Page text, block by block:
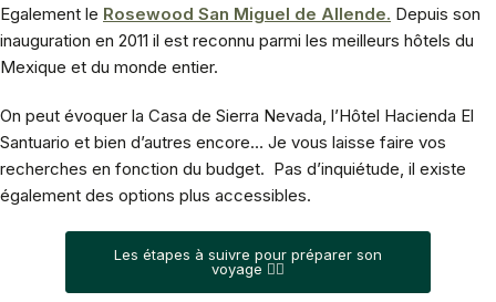
Egalement le Rosewood San Miguel de Allende. Depuis son
inauguration en 2011 il est reconnu parmi les meilleurs hôtels du
Mexique et du monde entier.
On peut évoquer la Casa de Sierra Nevada, l’Hôtel Hacienda El
Santuario et bien d’autres encore… Je vous laisse faire vos
recherches en fonction du budget. Pas d’inquiétude, il existe
également des options plus accessibles.
Les étapes à suivre pour préparer son
voyage 👆🏻